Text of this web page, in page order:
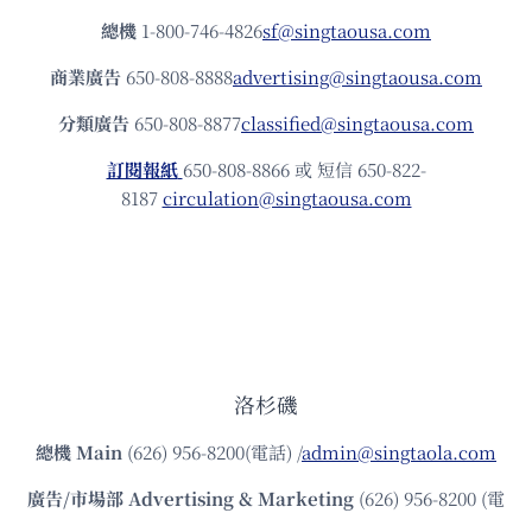
總機 1-800-746-4826sf@singtaousa.com
商業廣告 650-808-8888advertising@singtaousa.com
分類廣告 650-808-8877classified@singtaousa.com
訂閱報紙 650-808-8866 或 短信 650-822-
8187circulation@singtaousa.com
洛杉磯
總機Main (626) 956-8200(電話) /admin@singtaola.com
廣告/市場部Advertising & Marketing (626) 956-8200 (電